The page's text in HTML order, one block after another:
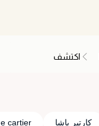
اكتشف
كارتير باشا cartier